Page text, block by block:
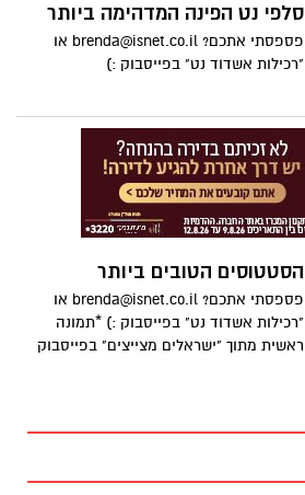
סלפי נט הפינה המדהימה ביותר
פספסתי אתכם? brenda@isnet.co.il או
"רכילות אשדוד נט" בפייסבוק :)
הסטטוסים הטובים ביותר
פספסתי אתכם? brenda@isnet.co.il או
"רכילות אשדוד נט" בפייסבוק :) *תמונה
ראשית מתוך "ישראלים מצייצים" בפייסבוק